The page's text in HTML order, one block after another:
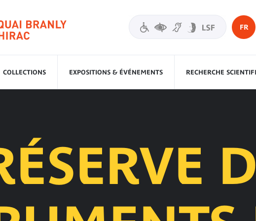
FR
COLLECTIONS EXPOSITIONS & ÉVÉNEMENTS RECHERCHE